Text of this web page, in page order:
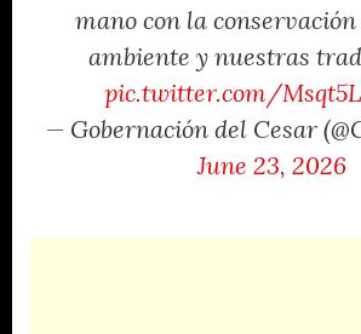
mano con la
ambiente y nuestras
pic.twitter.com/
— Gobernación del Cesar
June 23, 2026